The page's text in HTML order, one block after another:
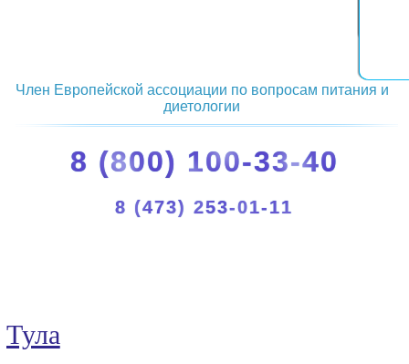
Член Европейской ассоциации по вопросам питания и
диетологии
8 (800) 100-33-40
8 (473) 253-01-11
Тула